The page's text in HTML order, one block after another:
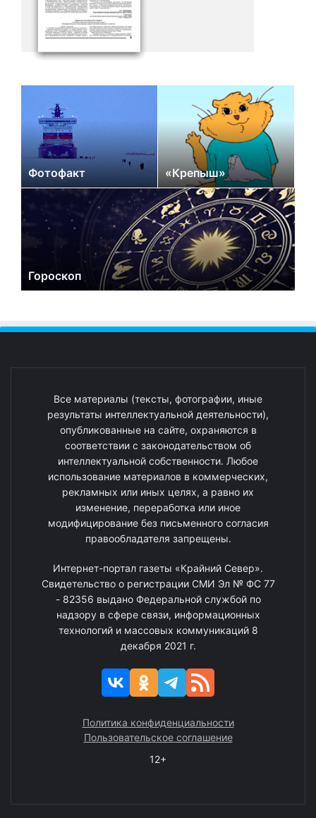
Фотофакт «Крепыш»
Гороскоп
Все материалы (тексты, фотографии, иные
результаты интеллектуальной деятельности),
опубликованные на сайте, охраняются в
соответствии с законодательством об
интеллектуальной собственности. Любое
использование материалов в коммерческих,
рекламных или иных целях, а равно их
изменение, переработка или иное
модифицирование без письменного согласия
правообладателя запрещены.
Интернет-портал газеты «Крайний Север».
Свидетельство о регистрации СМИ Эл № ФС 77
- 82356 выдано Федеральной службой по
надзору в сфере связи, информационных
технологий и массовых коммуникаций 8
декабря 2021 г.
Политика конфиденциальности
Пользовательское соглашение
12+